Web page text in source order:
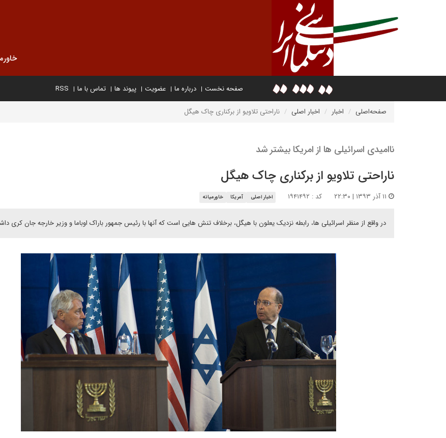
صفحه نخست درباره ما عضویت پیوند ها تماس با ما RSS
صفحه‌اصلی اخبار اخبار اصلی ناراحتی تلاویو از برکناری چاک هیگل
ناامیدی اسرائیلی ها از امریکا بیشتر شد
ناراحتی تلاویو از برکناری چاک هیگل
کد : ۱۹۴۱۴۹۲ اخبار اصلی آمریکا خاورمیانه
در واقع از منظر اسرائیلی ها، رابطه نزدیک یعلون با هیگل، برخلاف تنش هایی است که آنها با رئیس جمهور باراک اوباما و وزیر خارجه جان کری